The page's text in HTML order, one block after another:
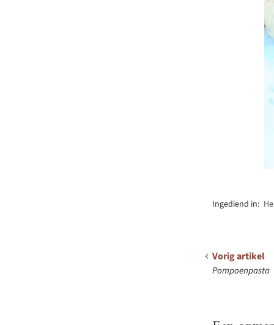
Ingediend in:
Vorig artikel
Pompoenpasta